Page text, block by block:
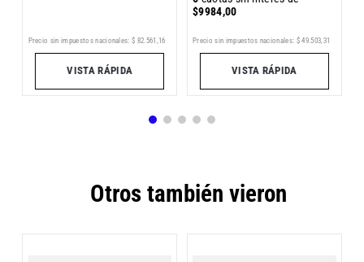
Precio sin impuestos nacionales: $ 82 561 16
VISTA RÁPIDA
$9984,00
Precio sin impuestos nacionales: $ 49.503 31
VISTA RÁPIDA
Otros también vieron